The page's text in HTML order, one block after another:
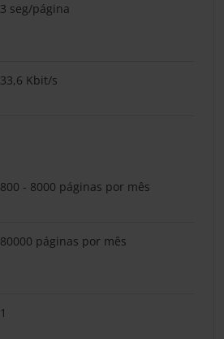
3 seg/página
33,6 Kbit/s
800 - 8000 páginas por mês
80000 páginas por mês
1